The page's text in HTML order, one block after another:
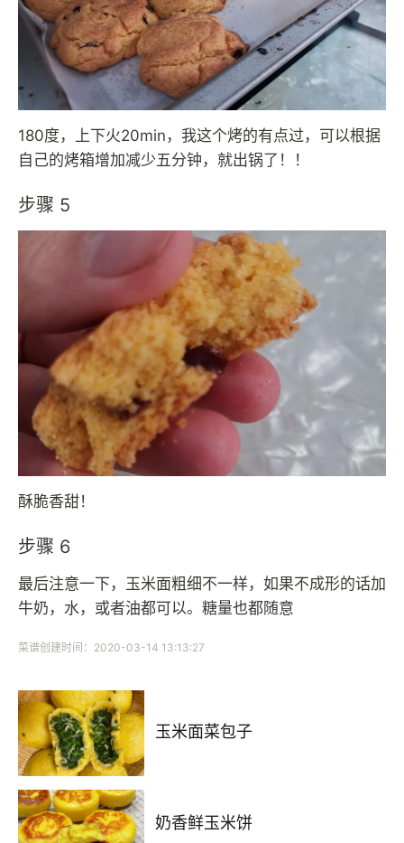
180度，上下火20min，我这个烤的有点过，可以根据
自己的烤箱增加减少五分钟，就出锅了！！
步骤 5
酥脆香甜！
步骤 6
最后注意一下，玉米面粗细不一样，如果不成形的话加
牛奶，水，或者油都可以。糖量也都随意
菜谱创建时间：2020-03-14 13:13:27
玉米面菜包子
奶香鲜玉米饼